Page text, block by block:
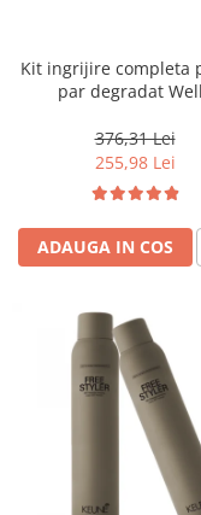
Kit ingrijire completa
par degradat
Salon Size
376,31 Lei
255,98 Lei
ADAUGA IN COS